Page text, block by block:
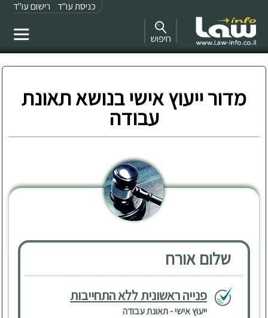
כניסת עו"ד רישום עו"ד
חיפוש
מדור ייעוץ אישי בנושא תאונת
עבודה
שלום אורח
פנייה ראשונית ללא התחייבות
ייעוץ אישי - תאונת עבודה